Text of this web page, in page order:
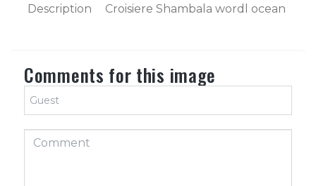
Description Croisiere Shambala wordl ocean
Comments for this image